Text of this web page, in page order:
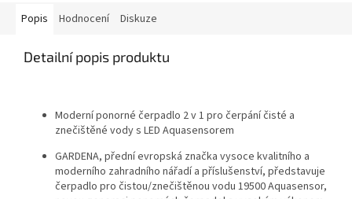
Popis Hodnocení Diskuze
Detailní popis produktu
Moderní ponorné čerpadlo 2 v 1 pro čerpání čisté a
znečištěné vody s LED Aquasensorem
GARDENA, přední evropská značka vysoce kvalitního a
moderního zahradního nářadí a příslušenství, představuje
čerpadlo pro čistou/znečištěnou vodu 19500 Aquasensor,